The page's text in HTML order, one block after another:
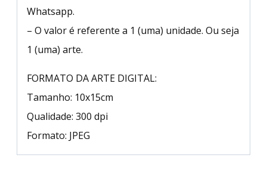
Whatsapp.
– O valor é referente a 1 (uma) unidade. Ou seja
1 (uma) arte.
FORMATO DA ARTE DIGITAL:
Tamanho: 10x15cm
Qualidade: 300 dpi
Formato: JPEG